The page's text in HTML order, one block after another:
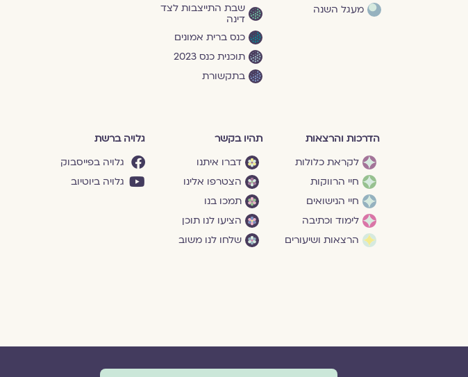
מעגל השנה
שבת התייצבות לצד
דינה
כנס ברית אמונים
תוכנית כנס 2023
בתקשורת
הדרכות והרצאות
לקראת כלולות
חיי הרווקות
חיי הנישואים
לימוד וכתיבה
הרצאות ושיעורים
תהיו בקשר
דברו איתנו
הצטרפו אלינו
תמכו בנו
הציעו לנו תוכן
שלחו לנו משוב
גלויה ברשת
גלויה בפייסבוק
גלויה ביוטיוב